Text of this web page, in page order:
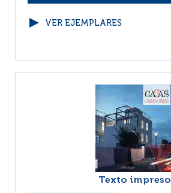
VER EJEMPLARES
Texto impreso